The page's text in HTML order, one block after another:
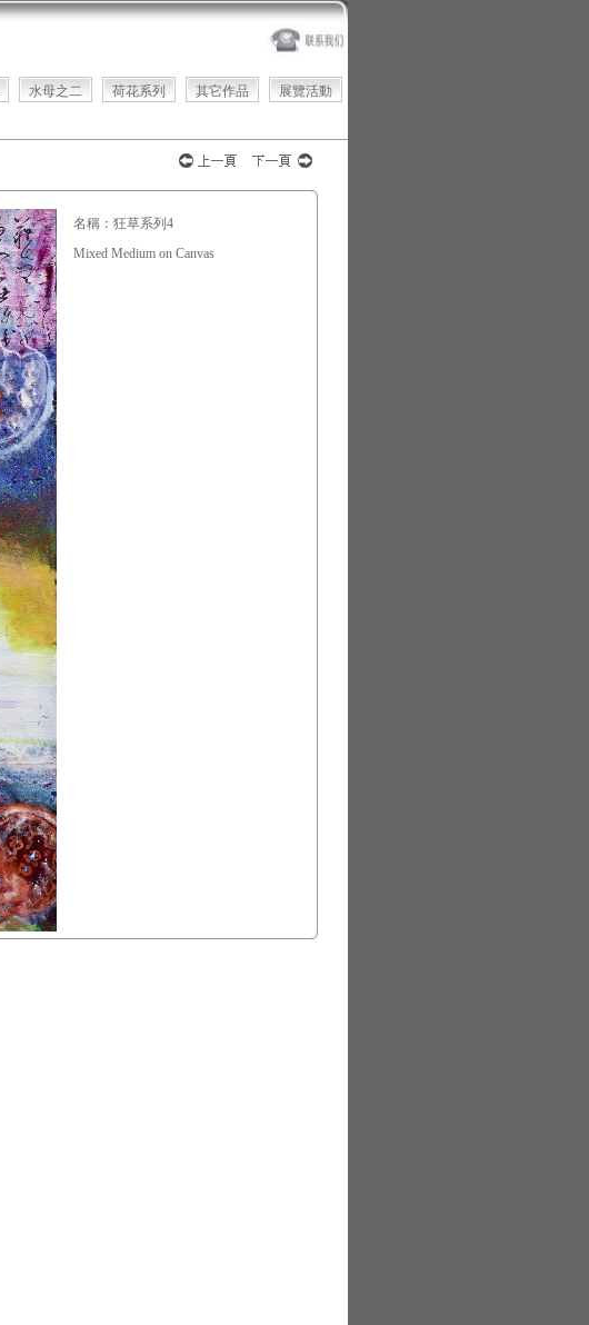
水母之二 荷花系列 其它作品 展覽活動
名稱：狂草系列4
Mixed Medium on Canvas